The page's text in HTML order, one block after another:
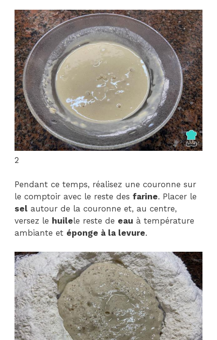
2
Pendant ce temps, réalisez une couronne sur
le comptoir avec le reste des farine. Placer le
sel autour de la couronne et, au centre,
versez le huilele reste de eau à température
ambiante et éponge à la levure.